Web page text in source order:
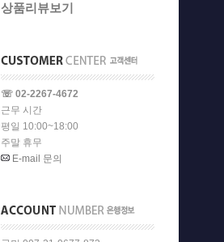
상품리뷰보기
☏ 02-2267-4672
근무 시간
평일 10:00~18:00
주말 휴무
E-mail 문의